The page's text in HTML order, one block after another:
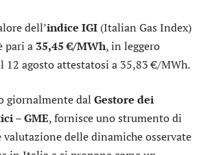
dell’indice IGI (Italian Gas Index)
pari a 35,45 €/MWh, in leggero
12 agosto attestatosi a 35,83 €/MWh.
giornalmente dal Gestore dei
– GME, fornisce uno strumento di
delle dinamiche osservate